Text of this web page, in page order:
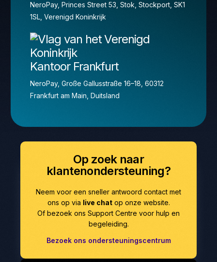
NeroPay, Princes Street 53, Stok, Stockport, SK1
1SL, Verenigd Koninkrijk
Kantoor Frankfurt
NeroPay, Große Gallusstraße 16–18, 60312
Frankfurt am Main, Duitsland
Op zoek naar
klantenondersteuning?
Neem voor een sneller antwoord contact met
ons op via live chatop onze website.
Of bezoek ons Support Centre voor hulp en
begeleiding.
Bezoek ons ondersteuningscentrum